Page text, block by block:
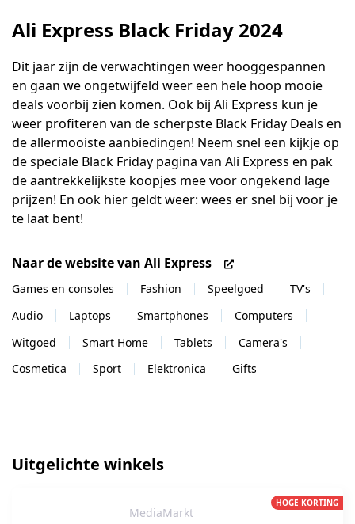
Ali Express Black Friday 2024
Dit jaar zijn de verwachtingen weer hooggespannen
en gaan we ongetwijfeld weer een hele hoop mooie
deals voorbij zien komen. Ook bij Ali Express kun je
weer profiteren van de scherpste Black Friday Deals en
de allermooiste aanbiedingen! Neem snel een kijkje op
de speciale Black Friday pagina van Ali Express en pak
de aantrekkelijkste koopjes mee voor ongekend lage
prijzen! En ook hier geldt weer: wees er snel bij voor je
te laat bent!
Naar de website van Ali Express
Games en consoles Fashion Speelgoed
TV's
Audio
Laptops Smartphones
Computers
Witgoed
Smart Home Tablets
Camera's
Cosmetica
Sport Elektronica Gifts
Uitgelichte winkels
HOGE KORTING
MediaMarkt